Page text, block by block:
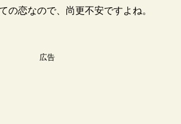
の恋なので、尚更不安ですよね。
広告